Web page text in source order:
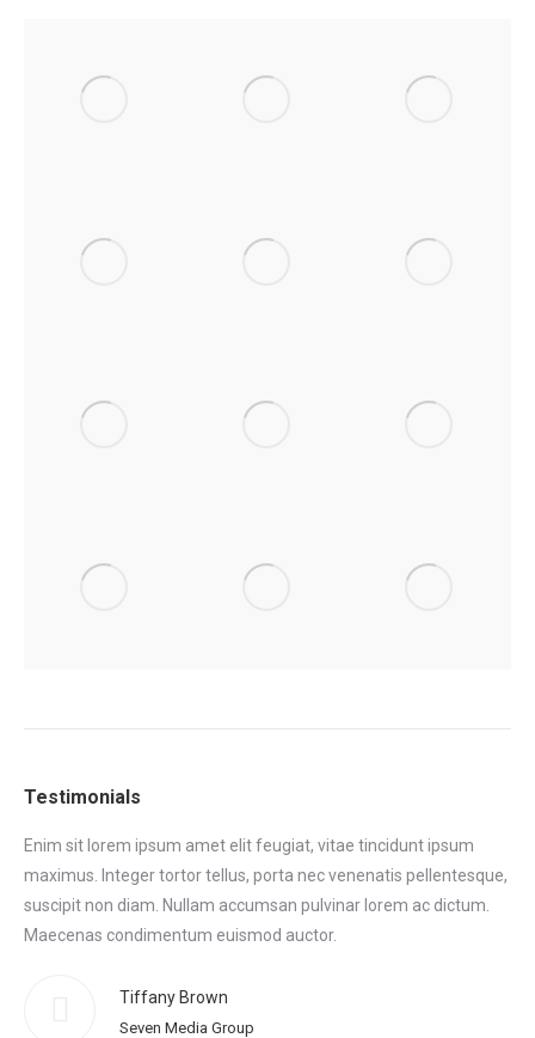
Testimonials
Enim sit lorem ipsum amet elit feugiat, vitae tincidunt ipsum
maximus. Integer tortor tellus, porta nec venenatis pellentesque,
suscipit non diam. Nullam accumsan pulvinar lorem ac dictum.
Maecenas condimentum euismod auctor.
Tiffany Brown
Seven Media Group